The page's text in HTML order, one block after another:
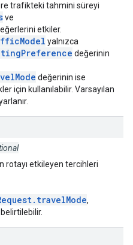
trafikteki tahmini süreyi
ve
etkiler.
yalnızca
değerinin
değerinin ise
için kullanılabilir. Varsayılan
rotayı etkileyen tercihleri
,